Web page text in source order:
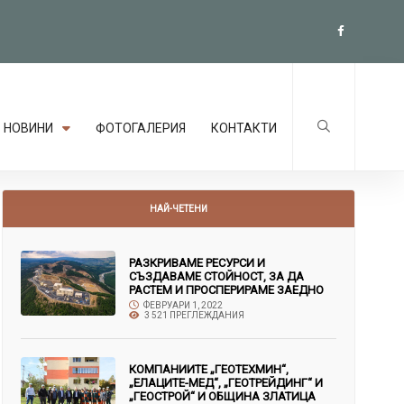
НОВИНИ ФОТОГАЛЕРИЯ КОНТАКТИ
НАЙ-ЧЕТЕНИ
РАЗКРИВАМЕ РЕСУРСИ И
СЪЗДАВАМЕ СТОЙНОСТ, ЗА ДА
РАСТЕМ И ПРОСПЕРИРАМЕ ЗАЕДНО
ФЕВРУАРИ 1, 2022
3 521 ПРЕГЛЕЖДАНИЯ
КОМПАНИИТЕ „ГЕОТЕХМИН“,
„ЕЛАЦИТЕ-МЕД“, „ГЕОТРЕЙДИНГ“ И
„ГЕОСТРОЙ“ И ОБЩИНА ЗЛАТИЦА